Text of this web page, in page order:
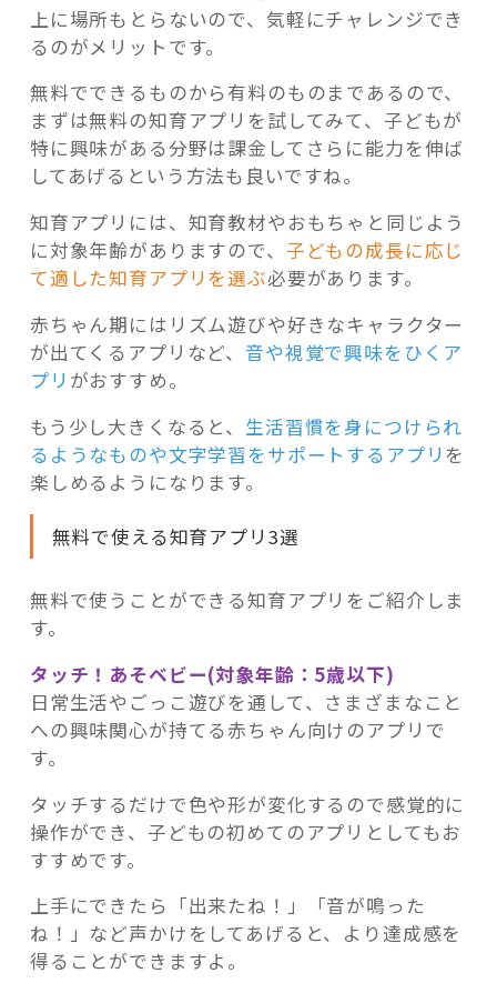
上に場所もとらないので、気軽にチャレンジでき
るのがメリットです。
無料でできるものから有料のものまであるので、
まずは無料の知育アプリを試してみて、子どもが
特に興味がある分野は課金してさらに能力を伸ば
してあげるという方法も良いですね。
知育アプリには、知育教材やおもちゃと同じよう
に対象年齢がありますので、 子どもの成長に応じ
て適した知育アプリを選ぶ必要があります。
赤ちゃん期にはリズム遊びや好きなキャラクター
が出てくるアプリなど、 音や視覚で興味をひくア
プリ がおすすめ。
もう少し大きくなると、 生活習慣を身につけられ
るようなものや文字学習をサポートするアプリ を
楽しめるようになります。
無料で使える知育アプリ3選
無料で使うことができる知育アプリをご紹介しま
す。
タッチ！あそベビー(対象年齢：5歳以下)
日常生活やごっこ遊びを通して、さまざまなこと
への興味関心が持てる赤ちゃん向けのアプリで
す。
タッチするだけで色や形が変化するので感覚的に
操作ができ、子どもの初めてのアプリとしてもお
すすめです。
上手にできたら「出来たね！」「音が鳴った
ね！」など声かけをしてあげると、より達成感を
得ることができますよ。